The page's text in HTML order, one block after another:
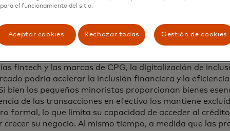
B2B entre pequeños minoristas y proveedores. El
los pagos B2B, por un total de $ 293.4 mil millones,
cheques o transferencias bancarias.
estas cifras B2C y B2B destacan una oportunidad de $
de pagos digitales. Para los proveedores de servicios
fintech y las marcas de CPG, la digitalización de
podría acelerar la inclusión financiera y la
bien los pequeños minoristas proporcionan bienes
de las transacciones en efectivo los mantiene
formal, lo que limita su capacidad de acceder al
crecer su negocio. Al mismo tiempo, a medida que las
el funcionamiento del sitio.
Aceptar cookies Rechazar todas Gestión de cookies